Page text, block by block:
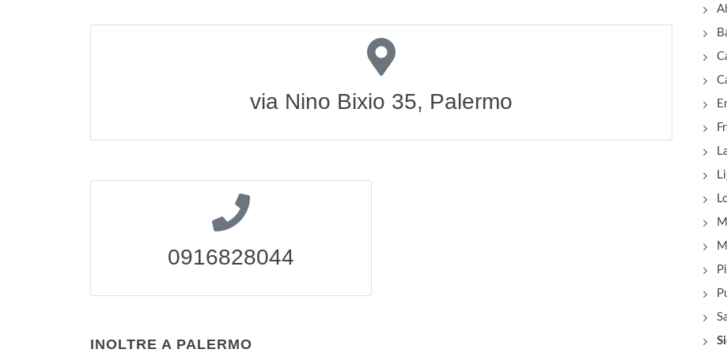
via Nino Bixio 35, Palermo
0916828044
INOLTRE A PALERMO